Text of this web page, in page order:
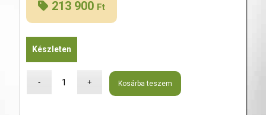
213 900 Ft
Készleten
Kosárba teszem